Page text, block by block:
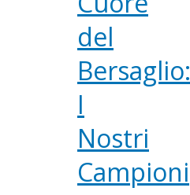
del
Bersaglio:
I
Nostri
Campioni